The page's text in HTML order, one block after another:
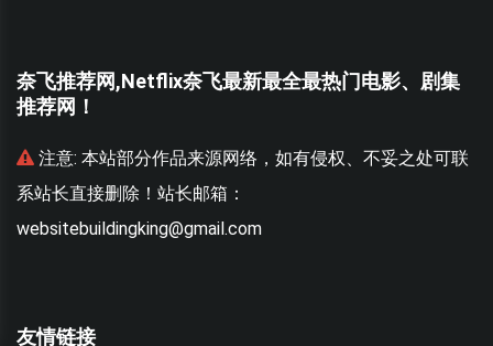
奈飞推荐网,Netflix奈飞最新最全最热门电影、剧集
推荐网！
注意: 本站部分作品来源网络，如有侵权、不妥之处可联
系站长直接删除！站长邮箱：
websitebuildingking@gmail.com
友情链接